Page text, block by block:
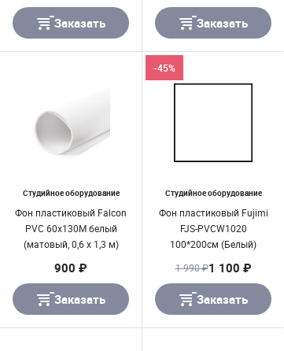
Заказать
Заказать
Студийное оборудование
Фон пластиковый Falcon
PVC 60х130M белый
(матовый, 0,6 х 1,3 м)
900 ₽
Заказать
Студийное оборудование
Фон пластиковый Fujimi
FJS-PVCW1020
100*200см (Белый)
-45%
1 990 ₽1 100 ₽
Заказать